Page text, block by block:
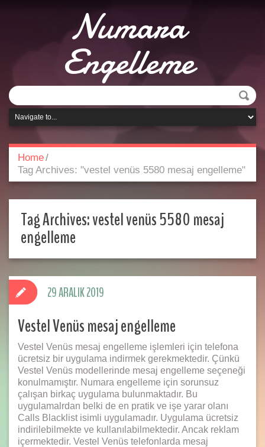
Numara
Engelleme
Home/
Tag Archives: "vestel venüs 5580 mesaj engelleme"
Tag Archives:vestel venüs 5580 mesaj
engelleme
Vestel Venüs mesaj engelleme
Vestel Venüs mesaj engelleme işlemleri için telefona
ücretsiz bir uygulama indirmek gerekmektedir. Çünkü
Vestel Venüs modellerinde mesaj engelleme seçeneği
konulmamıştır. Numara engelleme için sorunsuz
çalışan birkaç uygulama bulunmaktadır. Bu
uygulamalrdan belki de en pratik ve işe yarar olanı
Calls Blacklist isimli uygulamadır. Uygulama ücretsiz
indirilebilmekte ve kullanılabilmektedir. Ancak reklam
içermektedir. Vestel Venüs telefonlarda mesaj
29 ARALIK 2019